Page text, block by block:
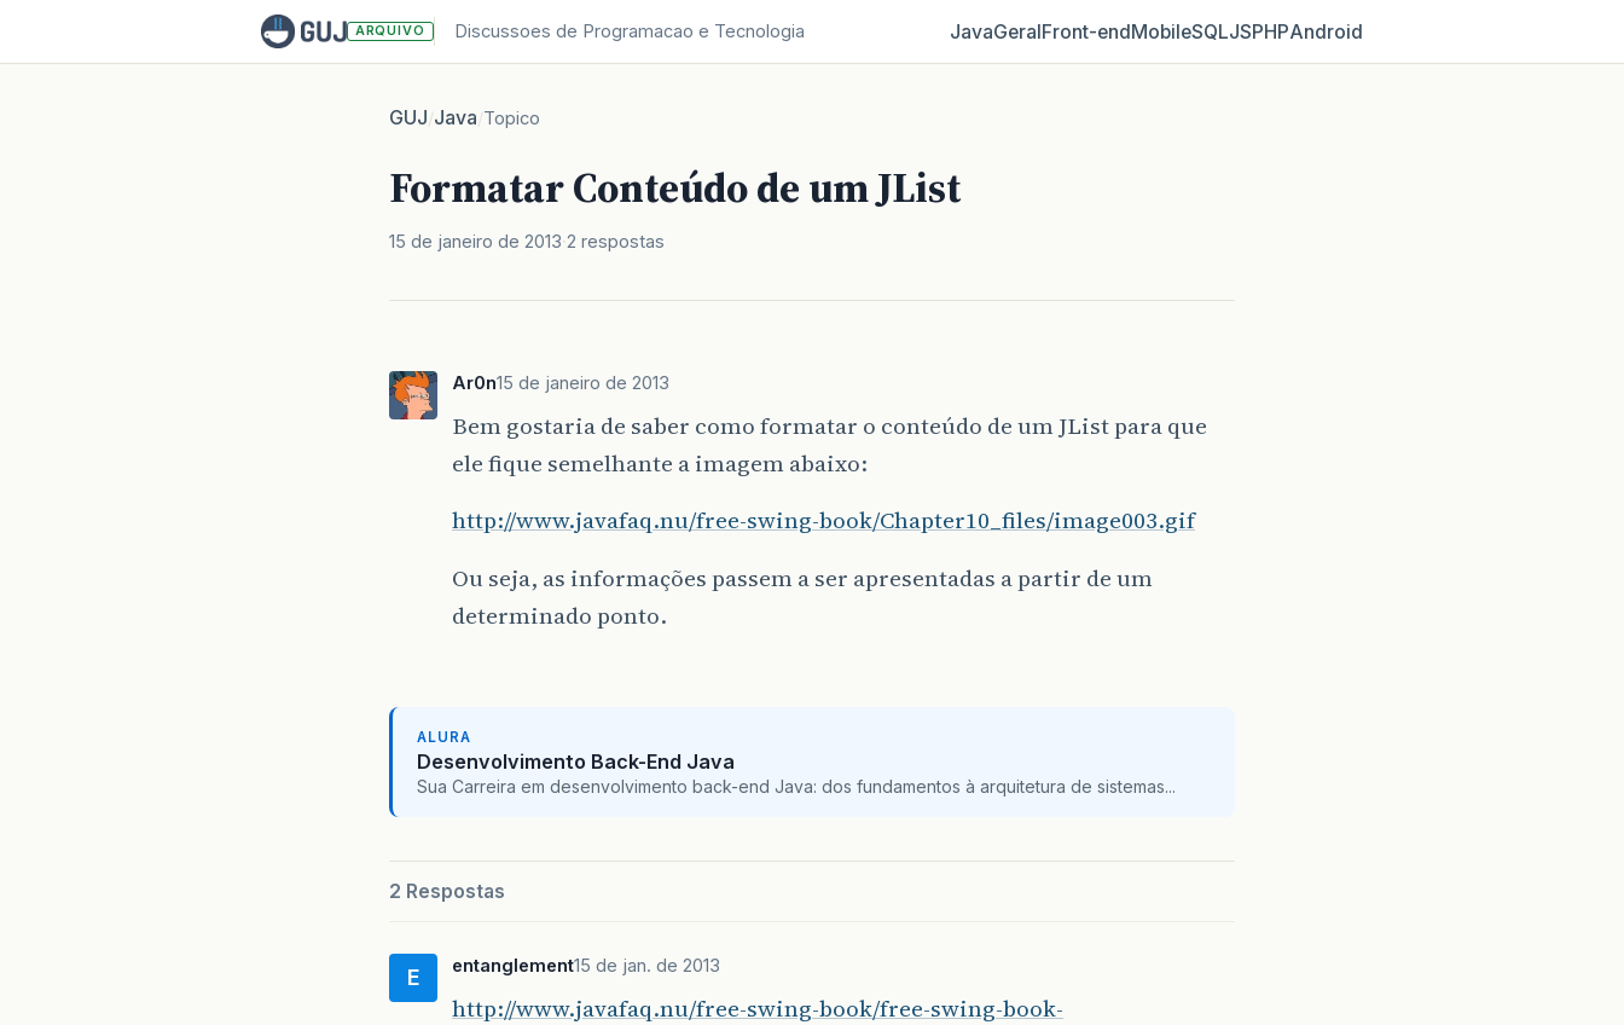
ARQUIVO Discussoes de Programacao e Tecnologia JavaGeralFront‑endMobileSQLJSPHPAndroid
GUJ/Java/Topico
Formatar Conteúdo de um JList
15 de janeiro de 2013 2 respostas
Ar0n15 de janeiro de 2013
Bem gostaria de saber como formatar o conteúdo de um JList para que
ele fique semelhante a imagem abaixo:
http://www.javafaq.nu/free-swing-book/Chapter10_files/image003.gif
Ou seja, as informações passem a ser apresentadas a partir de um
determinado ponto.
ALURA
Desenvolvimento Back-End Java
Sua Carreira em desenvolvimento back-end Java: dos fundamentos à arquitetura de sistemas...
2 Respostas
E entanglement15 de jan. de 2013
http://www.javafaq.nu/free-swing-book/free-swing-book-